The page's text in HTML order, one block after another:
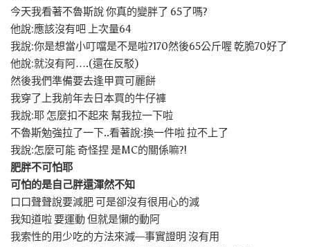
今天我看著不魯斯說 你真的變胖了 65了嗎?
他說:應該沒有吧 上次量64
我說:你是想當小叮噹是不是啦?170然後65公斤喔 乾脆70好了
他說:就沒有阿….(還在反駁)
然後我們準備要去逢甲買可麗餅
我穿了上我前年去日本買的牛仔褲
我說:耶 怎麼扣不起來 幫我拉一下啦
不魯斯勉強拉了一下..看著說:換一件啦 拉不上了
我說:怎麼可能 奇怪捏 是MC的關係嘛?!
肥胖不可怕耶
可怕的是自己胖還渾然不知
口口聲聲說要減肥 可是卻沒有很用心的減
我知道啦 要運動 但就是懶的動阿
我索性的用少吃的方法來減—事實證明 沒有用